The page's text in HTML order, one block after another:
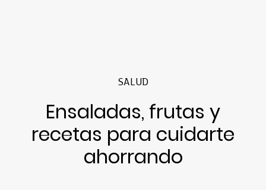
SALUD
Ensaladas, frutas y
recetas para cuidarte
ahorrando